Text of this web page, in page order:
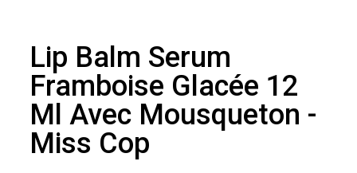
Lip Balm Serum
Framboise Glacée 12
Ml Avec Mousqueton -
Miss Cop